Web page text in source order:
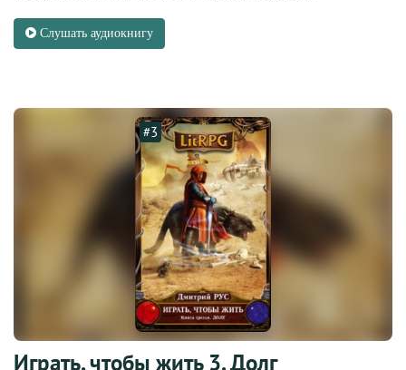
Слушать аудиокнигу
#3
Играть, чтобы жить 3. Долг